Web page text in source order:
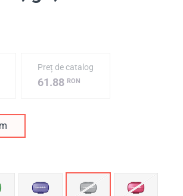
Preț de catalog
61.88RON